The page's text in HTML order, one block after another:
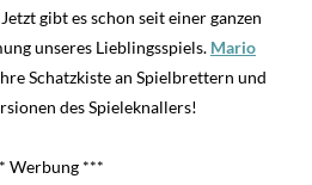
gibt es schon seit einer ganzen
unseres Lieblingsspiels. Mario
Schatzkiste an Spielbrettern und
des Spieleknallers!
Werbung ***